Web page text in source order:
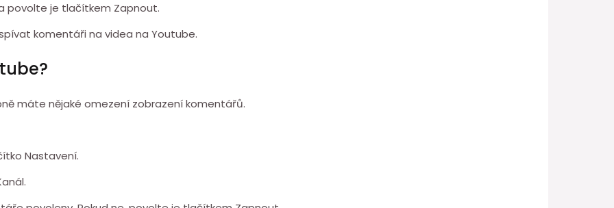
povolte je tlačítkem Zapnout.
komentáři na videa na Youtube.
máte nějaké omezení zobrazení komentářů.
Nastavení.